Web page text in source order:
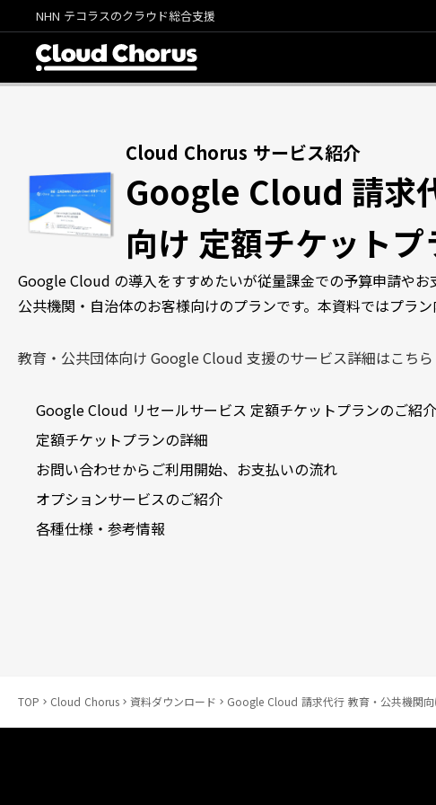
NHN テコラスのクラウド総合支援
Cloud Chorus サービス紹介
Google Cloud 請求
向け 定額チケットプ
Google Cloud の導入をすすめたいが従量課金での予算申請やお
公共機関・自治体のお客様向けのプランです。本資料ではプラン
教育・公共団体向け Google Cloud 支援のサービス詳細はこちら
Google Cloud リセールサービス 定額チケットプランのご紹介
定額チケットプランの詳細
お問い合わせからご利用開始、お支払いの流れ
オプションサービスのご紹介
各種仕様・参考情報
TOP keyboard_arrow_right Cloud Chorus keyboard_arrow_right 資料ダウンロード keyboard_arrow_right Google Cloud 請求代行 教育・公共機関